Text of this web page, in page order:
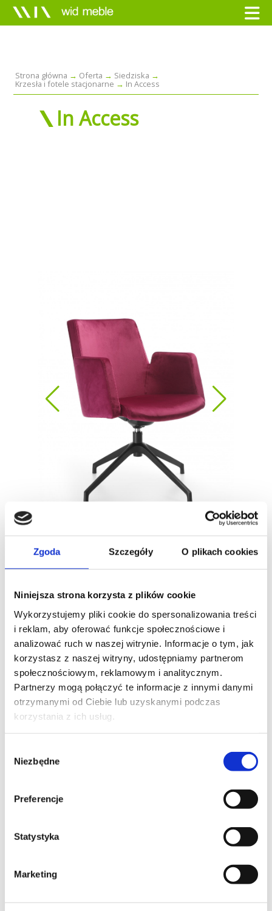
Zgoda Szczegóły O plikach cookies
Niniejsza strona korzysta z plików cookie
Wykorzystujemy pliki cookie do spersonalizowania treści
i reklam, aby oferować funkcje społecznościowe i
analizować ruch w naszej witrynie. Informacje o tym, jak
korzystasz z naszej witryny, udostępniamy partnerom
społecznościowym, reklamowym i analitycznym.
Partnerzy mogą połączyć te informacje z innymi danymi
otrzymanymi od Ciebie lub uzyskanymi podczas
korzystania z ich usług.
zgody
Niezbędne
Preferencje
Statystyka
Marketing
Strona główna Oferta Siedziska
Krzesła i fotele stacjonarne In Access
In Access
Nowatorska forma
wyróżniających się nowatorską formą,
wysoką jakością zastosowanych
materiałów oraz doskonałymi walorami